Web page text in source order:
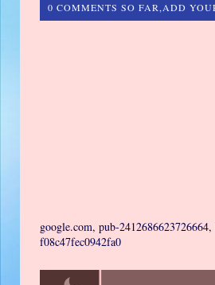
0 COMMENTS SO FAR,ADD
google.com, pub-
f08c47fec0942fa0